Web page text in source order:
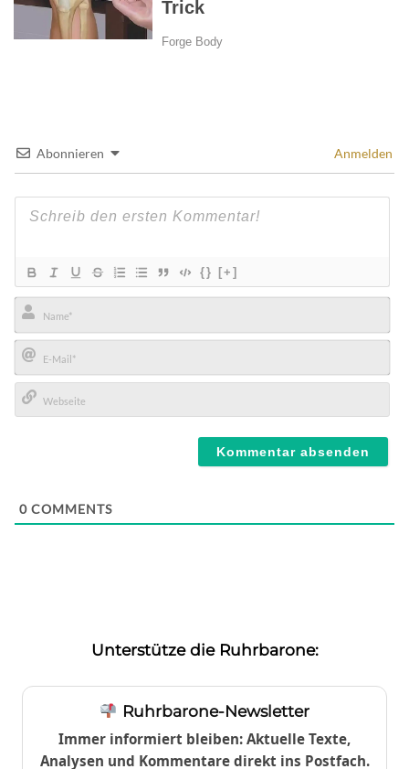
Abonnieren Anmelden
{} [+]
Name*
E-
Mail*
0 COMMENTS
Unterstütze die Ruhrbarone:
Ruhrbarone-Newsletter
Immer informiert bleiben: Aktuelle Texte,
Analysen und Kommentare direkt ins Postfach.